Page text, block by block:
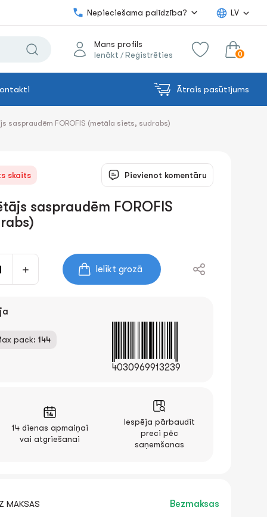
Nepieciešama palīdzība? LV
Mans profils
Ienākt / Reģistrēties 0
Ātrais pasūtījums
saspraudēm FOROFIS (metāla siets, sudrabs)
skaits Pievienot komentāru
saspraudēm FOROFIS
Ielikt grozā
pack: 144
4030969913239
14 dienas apmaiņai
vai atgriešanai
Iespēja pārbaudīt
preci pēc
saņemšanas
MAKSAS Bezmaksas